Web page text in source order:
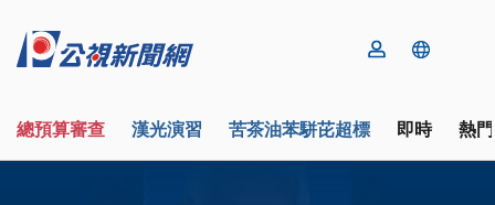
總預算審查 漢光演習 苦茶油苯駢芘超標 即時 熱